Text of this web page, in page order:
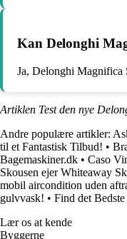
Kan Delonghi
Ja, Delonghi Magnifica
Artiklen Test den nye
Andre populære artikler:
til et Fantastisk Tilbud! •
Bagemaskiner.dk • Caso
Skousen ejer Whiteaway
mobil aircondition uden
gulvvask! • Find det
Lær os at kende
Byggerne